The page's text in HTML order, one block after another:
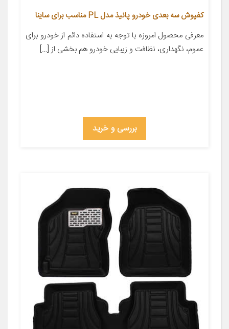
کفپوش سه بعدی خودرو پانیذ مدل PL مناسب برای ساینا
معرفی محصول امروزه با توجه به استفاده دائم از خودرو برای
عموم، نگهداری، نظافت و زیبایی خودرو هم بخشی از […]
بررسی و خرید